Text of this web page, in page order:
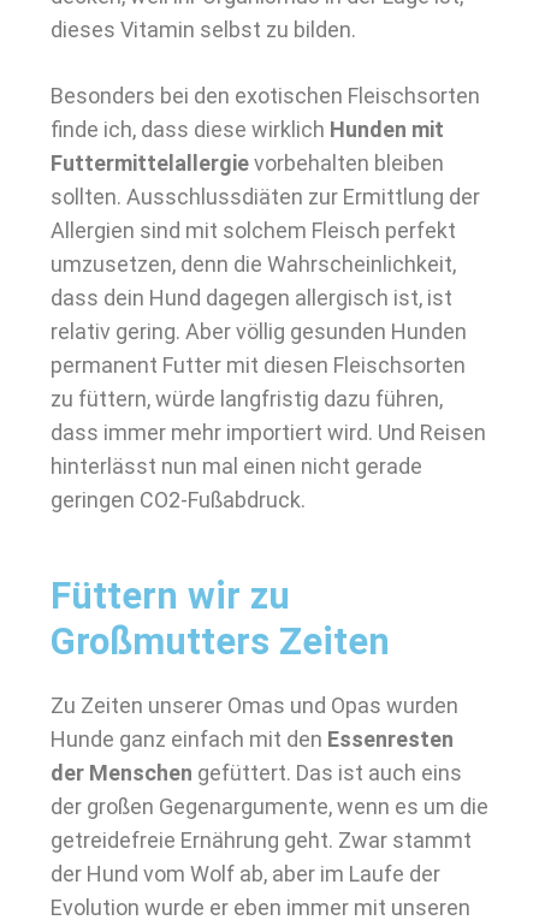
dieses Vitamin selbst zu bilden.
Besonders bei den exotischen Fleischsorten
finde ich, dass diese wirklich Hunden mit
Futtermittelallergievorbehalten bleiben
sollten. Ausschlussdiäten zur Ermittlung der
Allergien sind mit solchem Fleisch perfekt
umzusetzen, denn die Wahrscheinlichkeit,
dass dein Hund dagegen allergisch ist, ist
relativ gering. Aber völlig gesunden Hunden
permanent Futter mit diesen Fleischsorten
zu füttern, würde langfristig dazu führen,
dass immer mehr importiert wird. Und Reisen
hinterlässt nun mal einen nicht gerade
geringen CO2-Fußabdruck.
Füttern wir zu
Großmutters Zeiten
Zu Zeiten unserer Omas und Opas wurden
Hunde ganz einfach mit den Essenresten
der Menschen gefüttert. Das ist auch eins
der großen Gegenargumente, wenn es um die
getreidefreie Ernährung geht. Zwar stammt
der Hund vom Wolf ab, aber im Laufe der
Evolution wurde er eben immer mit unseren